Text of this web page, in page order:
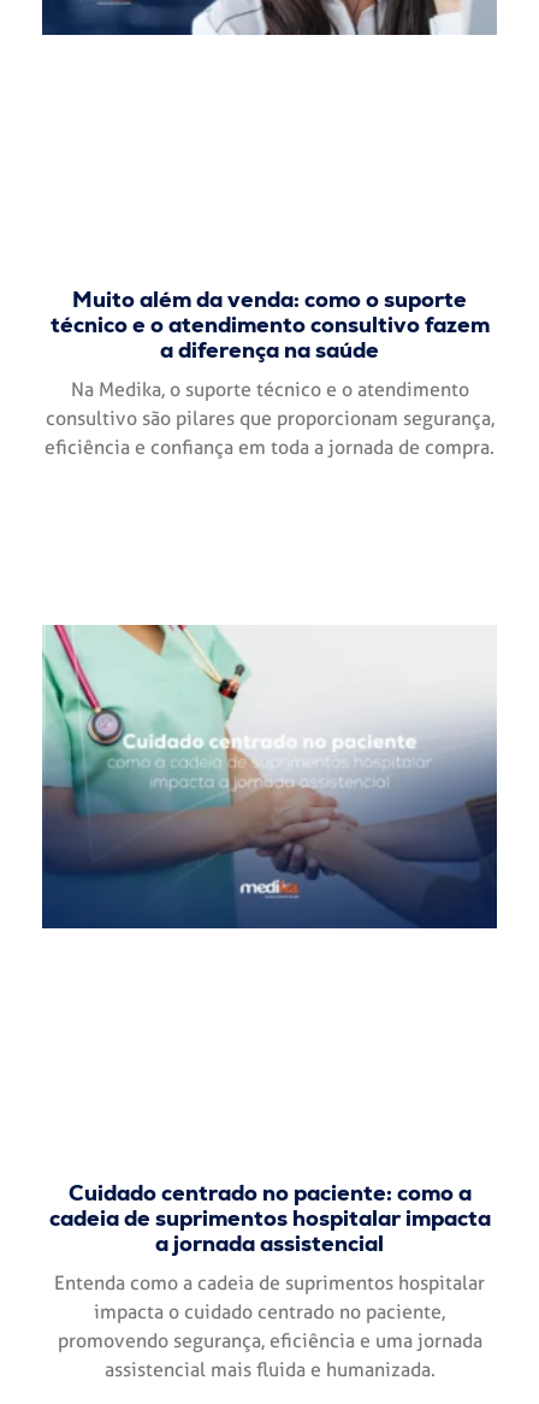
Muito além da venda: como o suporte
técnico e o atendimento consultivo fazem
a diferença na saúde
Na Medika, o suporte técnico e o atendimento
consultivo são pilares que proporcionam segurança,
eficiência e confiança em toda a jornada de compra.
Cuidado centrado no paciente: como a
cadeia de suprimentos hospitalar impacta
a jornada assistencial
Entenda como a cadeia de suprimentos hospitalar
impacta o cuidado centrado no paciente,
promovendo segurança, eficiência e uma jornada
assistencial mais fluida e humanizada.